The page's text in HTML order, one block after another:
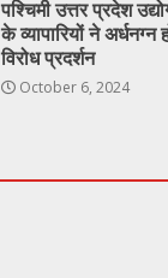
पश्चिमी उत्तर प्रदेश
के व्यापारियों ने अर्धनग्न
विरोध प्रदर्शन
October 6, 2024